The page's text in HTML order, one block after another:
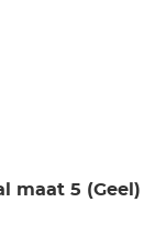
maat 5 (Geel)